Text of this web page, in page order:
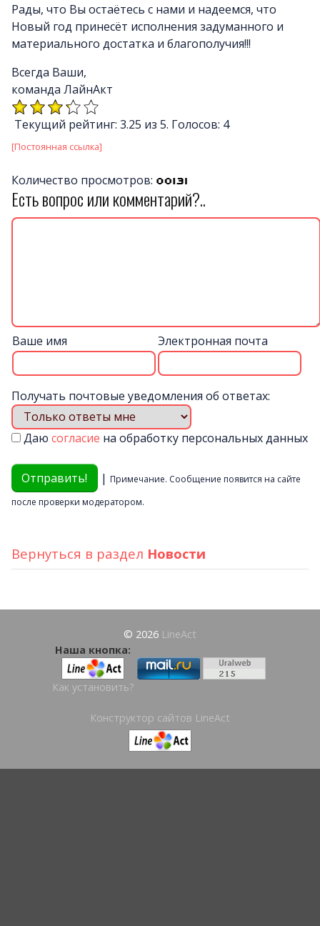
Рады, что Вы остаётесь с нами и надеемся, что
Новый год принесёт исполнения задуманного и
материального достатка и благополучия!!!
Всегда Ваши,
команда ЛайнАкт
Текущий рейтинг: 3.25 из 5. Голосов: 4
[Постоянная ссылка]
Количество просмотров:
Есть вопрос или комментарий?..
Ваше имя Электронная почта
Получать почтовые уведомления об ответах:
Даю согласие на обработку персональных данных
| Примечание. Сообщение появится на сайте
после проверки модератором.
Вернуться в раздел Новости
© 2026 LineAct
Наша кнопка:
Как установить?
Конструктор сайтов LineAct